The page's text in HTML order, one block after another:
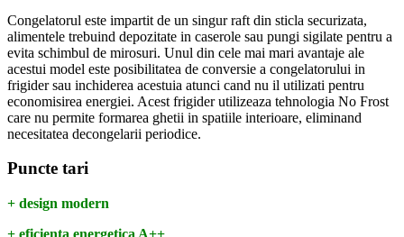
Congelatorul este impartit de un singur raft din sticla securizata,
alimentele trebuind depozitate in caserole sau pungi sigilate pentru a
evita schimbul de mirosuri. Unul din cele mai mari avantaje ale
acestui model este posibilitatea de conversie a congelatorului in
frigider sau inchiderea acestuia atunci cand nu il utilizati pentru
economisirea energiei. Acest frigider utilizeaza tehnologia No Frost
care nu permite formarea ghetii in spatiile interioare, eliminand
necesitatea decongelarii periodice.
Puncte tari
+ design modern